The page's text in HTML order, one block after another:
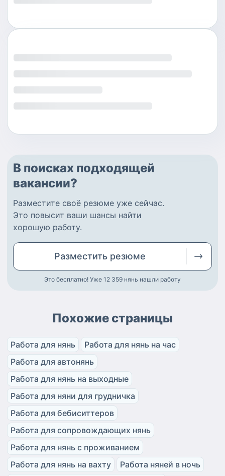
В поисках подходящей
вакансии?
Разместите своё резюме уже сейчас.
Это повысит ваши шансы найти
хорошую работу.
Разместить резюме
Это бесплатно! Уже 12 359 нянь нашли работу
Похожие страницы
Работа для нянь
Работа для нянь на час
Работа для автонянь
Работа для нянь на выходные
Работа для няни для грудничка
Работа для бебиситтеров
Работа для сопровождающих нянь
Работа для нянь с проживанием
Работа для нянь на вахту
Работа няней в ночь